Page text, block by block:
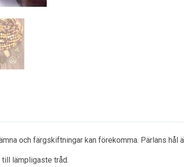
och färgskiftningar kan förekomma. Pärlans hål
till lämpligaste tråd.